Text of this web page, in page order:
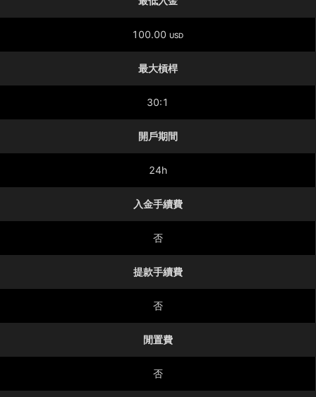
100.00 USD
最大槓桿
30:1
開戶期間
24h
入金手續費
否
提款手續費
否
閒置費
否